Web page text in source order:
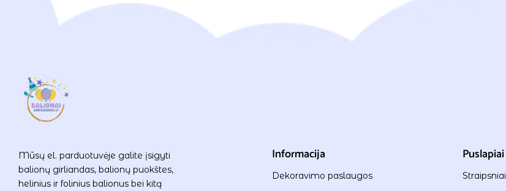
Mūsų el. parduotuvėje galite įsigyti
balionų girliandas, balionų puokštes,
helinius ir folinius balionus bei kitą
Informacija
Dekoravimo paslaugos
Puslapiai
Straipsniai